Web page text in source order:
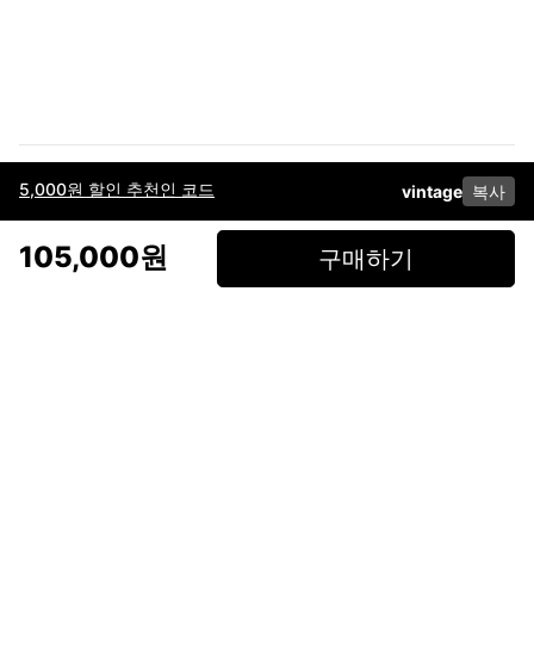
5,000원 할인 추천인 코드 vintage 복사
105,000원 구매하기
이용약관고객센터판매개인정보 처리방침사업자 정보다운로드
페이스북